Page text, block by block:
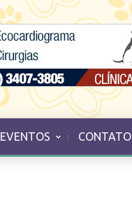
EVENTOS CONTATO